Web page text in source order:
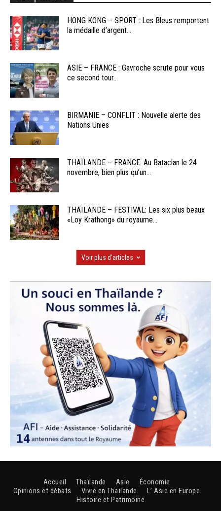
HONG KONG – SPORT : Les Bleus remportent
la médaille d’argent...
ASIE – FRANCE : Gavroche scrute pour vous
ce second tour...
BIRMANIE – CONFLIT : Nouvelle alerte des
Nations Unies
THAÏLANDE – FRANCE: Au Bataclan le 24
novembre, bien plus qu’un...
THAÏLANDE – FESTIVAL: Les six plus beaux
«Loy Krathong» du royaume...
Voir plus d'articles
Accueil Thaïlande Asie
Économie
Opinions et débats
Vivre en Thaïlande
L’ Asie en Europe
Histoire et Patrimoine